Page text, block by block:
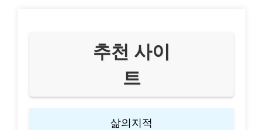
추천 사이
트
삶의지적